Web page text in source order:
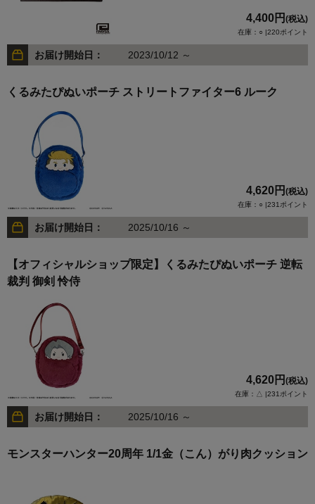
4,400円 (税込)
在庫：○ |220ポイント
お届け開始日： 2023/10/12 ～
くるみたぴぬいポーチ ストリートファイター6 ルーク
4,620円 (税込)
在庫：○ |231ポイント
お届け開始日： 2025/10/16 ～
【オフィシャルショップ限定】くるみたぴぬいポーチ 逆転
裁判 御剣 怜侍
4,620円 (税込)
在庫：△ |231ポイント
お届け開始日： 2025/10/16 ～
モンスターハンター20周年 1/1金（こん）がり肉クッション